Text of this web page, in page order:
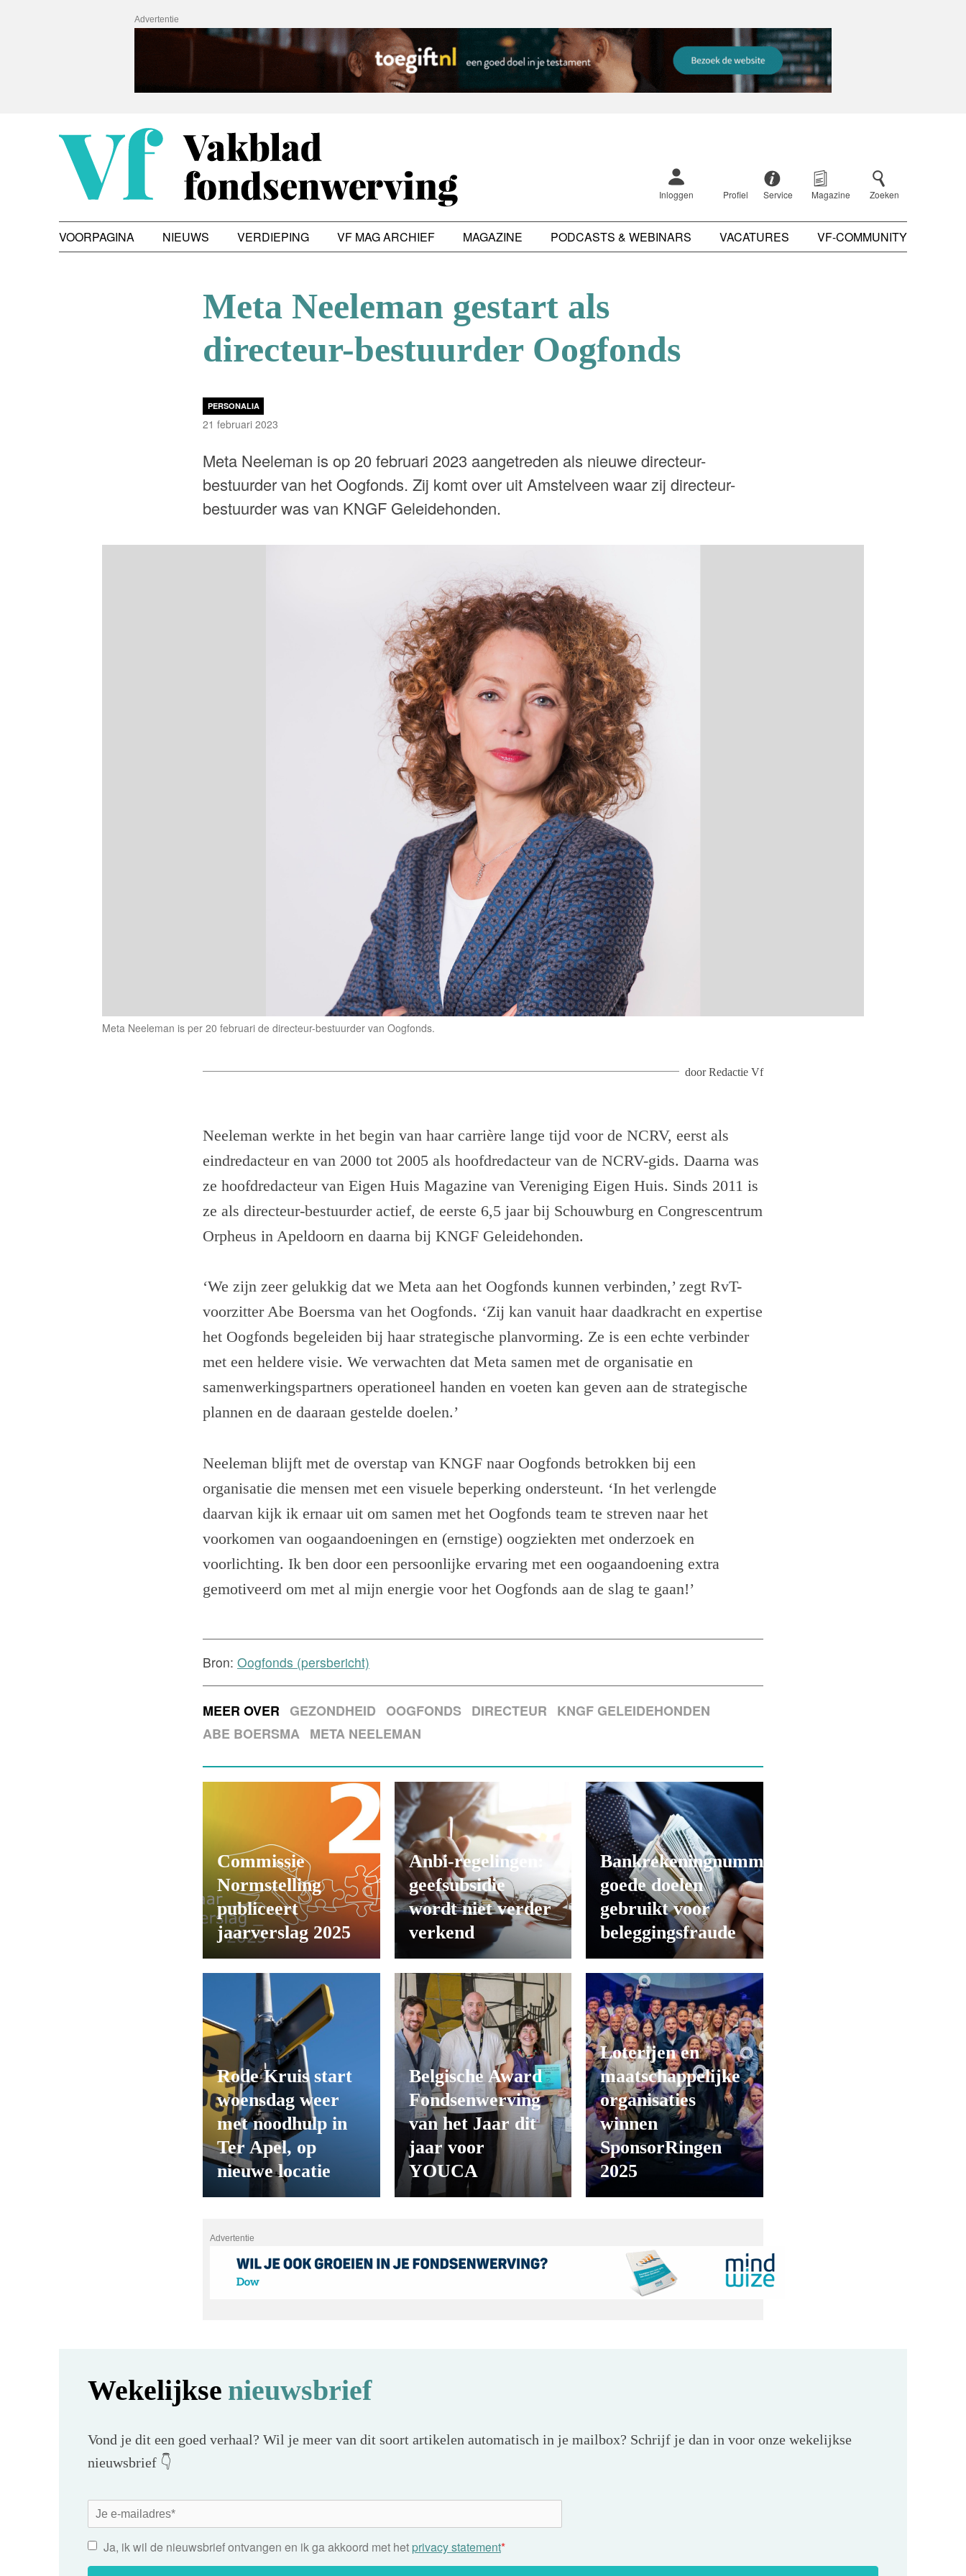
Advertentie
Inloggen Profiel Service Magazine Zoeken
VOORPAGINA NIEUWS VERDIEPING VF MAG ARCHIEF MAGAZINE PODCASTS & WEBINARS VACATURES VF-COMMUNITY
Meta Neeleman gestart als
directeur-bestuurder Oogfonds
PERSONALIA
21 februari 2023
Meta Neeleman is op 20 februari 2023 aangetreden als nieuwe directeur-
bestuurder van het Oogfonds. Zij komt over uit Amstelveen waar zij directeur-
bestuurder was van KNGF Geleidehonden.
Meta Neeleman is per 20 februari de directeur-bestuurder van Oogfonds.
doorRedactie Vf
Neeleman werkte in het begin van haar carrière lange tijd voor de NCRV, eerst als
eindredacteur en van 2000 tot 2005 als hoofdredacteur van de NCRV-gids. Daarna was
ze hoofdredacteur van Eigen Huis Magazine van Vereniging Eigen Huis. Sinds 2011 is
ze als directeur-bestuurder actief, de eerste 6,5 jaar bij Schouwburg en Congrescentrum
Orpheus in Apeldoorn en daarna bij KNGF Geleidehonden.
‘We zijn zeer gelukkig dat we Meta aan het Oogfonds kunnen verbinden,’ zegt RvT-
voorzitter Abe Boersma van het Oogfonds. ‘Zij kan vanuit haar daadkracht en expertise
het Oogfonds begeleiden bij haar strategische planvorming. Ze is een echte verbinder
met een heldere visie. We verwachten dat Meta samen met de organisatie en
samenwerkingspartners operationeel handen en voeten kan geven aan de strategische
plannen en de daaraan gestelde doelen.’
Neeleman blijft met de overstap van KNGF naar Oogfonds betrokken bij een
organisatie die mensen met een visuele beperking ondersteunt. ‘In het verlengde
daarvan kijk ik ernaar uit om samen met het Oogfonds team te streven naar het
voorkomen van oogaandoeningen en (ernstige) oogziekten met onderzoek en
voorlichting. Ik ben door een persoonlijke ervaring met een oogaandoening extra
gemotiveerd om met al mijn energie voor het Oogfonds aan de slag te gaan!’
Bron: Oogfonds (persbericht)
MEER OVER GEZONDHEID OOGFONDS DIRECTEUR
KNGF GELEIDEHONDEN
ABE BOERSMA META NEELEMAN
Commissie
Normstelling
publiceert
jaarverslag 2025
Anbi-regelingen:
geefsubsidie
wordt niet verder
verkend
Bankrekeningnummers
goede doelen
gebruikt voor
beleggingsfraude
Rode Kruis start
woensdag weer
met noodhulp in
Ter Apel, op
nieuwe locatie
Belgische Award
Fondsenwerving
van het Jaar dit
jaar voor
YOUCA
Loterijen en
maatschappelijke
organisaties
winnen
SponsorRingen
2025
Advertentie
Wekelijkse nieuwsbrief
Vond je dit een goed verhaal? Wil je meer van dit soort artikelen automatisch in je mailbox? Schrijf je dan in voor onze wekelijkse
nieuwsbrief 👇
Ja, ik wil de nieuwsbrief ontvangen en ik ga akkoord met het privacy statement*